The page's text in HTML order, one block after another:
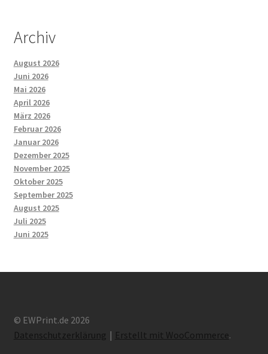
Archiv
August 2026
Juni 2026
Mai 2026
April 2026
März 2026
Februar 2026
Januar 2026
Dezember 2025
November 2025
Oktober 2025
September 2025
August 2025
Juli 2025
Juni 2025
© EWPrint.de 2026
Datenschutzerklärung
Erstellt mit WooCommerce.